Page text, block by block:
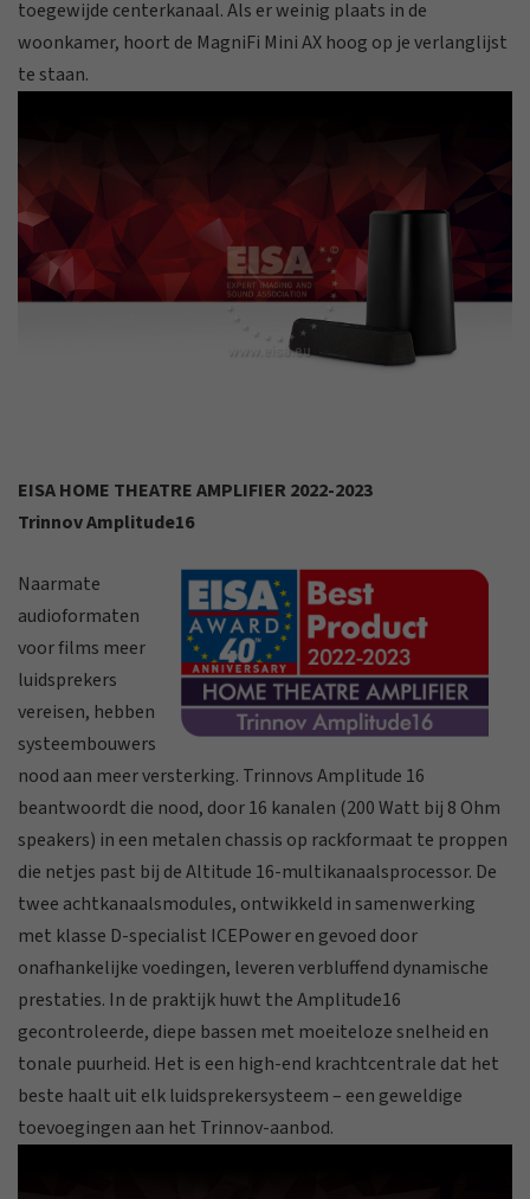
toegewijde centerkanaal. Als er weinig plaats in de
woonkamer, hoort de MagniFi Mini AX hoog op je verlanglijst
te staan.
EISA HOME THEATRE AMPLIFIER 2022-2023
Trinnov Amplitude16
Naarmate
audioformaten
voor films meer
luidsprekers
vereisen, hebben
systeembouwers
nood aan meer versterking. Trinnovs Amplitude 16
beantwoordt die nood, door 16 kanalen (200 Watt bij 8 Ohm
speakers) in een metalen chassis op rackformaat te proppen
die netjes past bij de Altitude 16-multikanaalsprocessor. De
twee achtkanaalsmodules, ontwikkeld in samenwerking
met klasse D-specialist ICEPower en gevoed door
onafhankelijke voedingen, leveren verbluffend dynamische
prestaties. In de praktijk huwt the Amplitude16
gecontroleerde, diepe bassen met moeiteloze snelheid en
tonale puurheid. Het is een high-end krachtcentrale dat het
beste haalt uit elk luidsprekersysteem – een geweldige
toevoegingen aan het Trinnov-aanbod.